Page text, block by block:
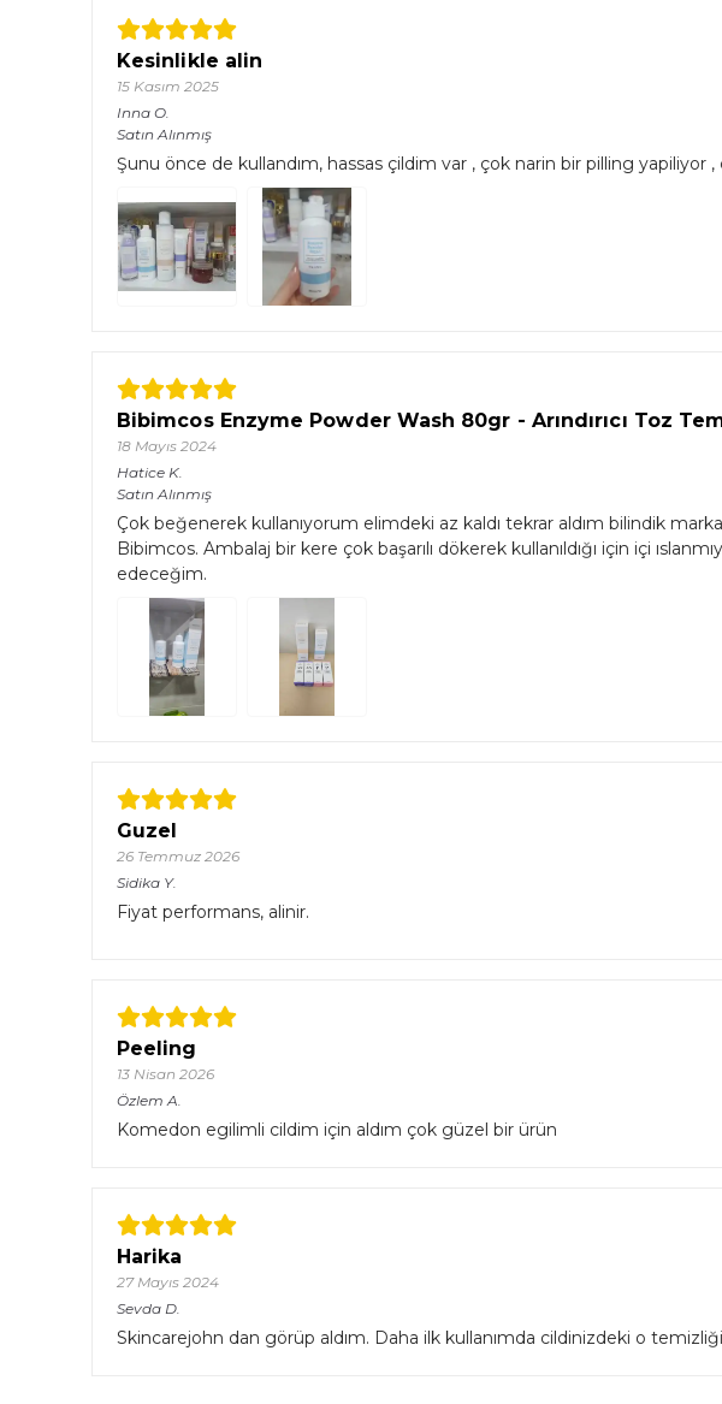
Kesinlikle alin
15 Kasım 2025
Inna O.
Satın Alınmış
Şunu önce de kullandım, hassas çildim var , çok narin bir pilling
Bibimcos Enzyme Powder Wash 80gr - Arındırıcı Toz
18 Mayıs 2024
Hatice K.
Satın Alınmış
Çok beğenerek kullanıyorum elimdeki az kaldı tekrar aldım bilindik
Bibimcos. Ambalaj bir kere çok başarılı dökerek kullanıldığı için içi
edeceğim.
Guzel
26 Temmuz 2026
Sidika Y.
Fiyat performans, alinir.
Peeling
13 Nisan 2026
Özlem A.
Komedon egilimli cildim için aldım çok güzel bir ürün
Harika
27 Mayıs 2024
Sevda D.
Skincarejohn dan görüp aldım. Daha ilk kullanımda cildinizdeki o